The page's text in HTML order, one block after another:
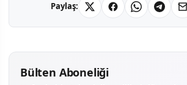
Paylaş:
Bülten Aboneliği